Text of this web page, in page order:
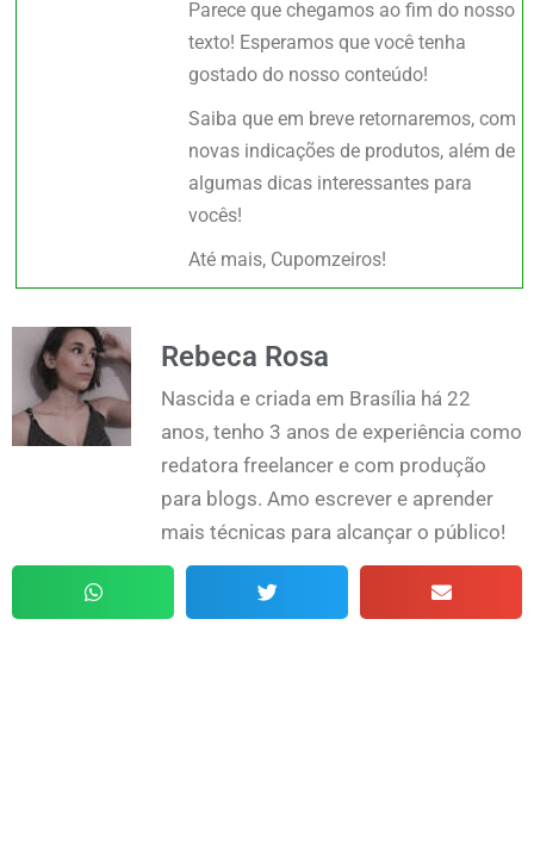
Parece que chegamos ao fim do nosso
texto! Esperamos que você tenha
gostado do nosso conteúdo!
Saiba que em breve retornaremos, com
novas indicações de produtos, além de
algumas dicas interessantes para
vocês!
Até mais, Cupomzeiros!
Rebeca Rosa
Nascida e criada em Brasília há 22
anos, tenho 3 anos de experiência como
redatora freelancer e com produção
para blogs. Amo escrever e aprender
mais técnicas para alcançar o público!